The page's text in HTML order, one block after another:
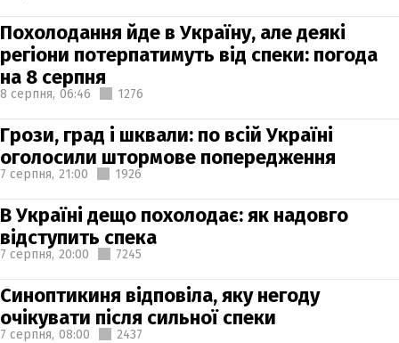
Похолодання йде в Україну, але деякі
регіони потерпатимуть від спеки: погода
на 8 серпня
8 серпня, 06:46 1276
Грози, град і шквали: по всій Україні
оголосили штормове попередження
7 серпня, 21:00 1926
В Україні дещо похолодає: як надовго
відступить спека
7 серпня, 20:00 7245
Синоптикиня відповіла, яку негоду
очікувати після сильної спеки
7 серпня, 08:00 2437